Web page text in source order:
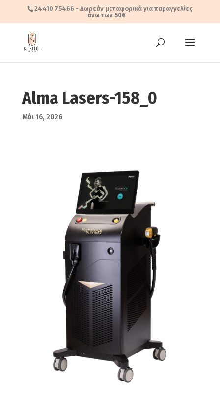
24410 75466 - Δωρεάν μεταφορικά για παραγγελίες
άνω των 50€
Alma Lasers-158_0
Μάι 16, 2026